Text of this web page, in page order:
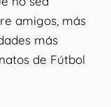
amigos, más
más
de Fútbol